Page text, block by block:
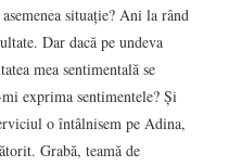
situaţie? Ani la rând
Dar dacă pe undeva
mea sentimentală se
exprima sentimentele? Şi
o întâlnisem pe Adina,
Grabă, teamă de